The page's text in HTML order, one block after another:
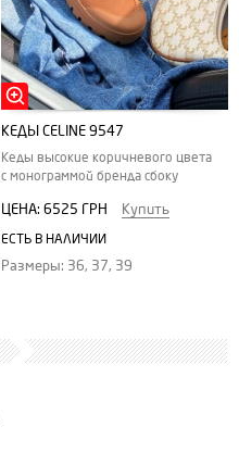
КЕДЫ СELINE 9547
Кеды высокие коричневого цвета
с монограммой бренда сбоку
ЦЕНА: 6525 ГРН Купить
ЕСТЬ В НАЛИЧИИ
Размеры: 36, 37, 39